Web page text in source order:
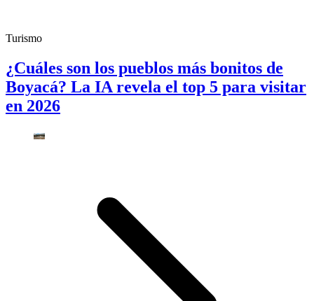
Turismo
¿Cuáles son los pueblos más bonitos de
Boyacá? La IA revela el top 5 para visitar
en 2026